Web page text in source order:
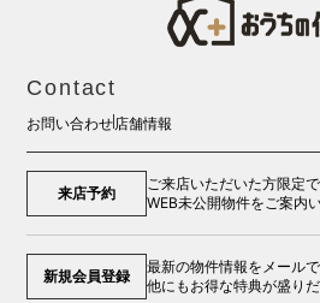
Contact
お問い合わせ 店舗情報
来店予約
ご来店いただいた方限定で
WEB未公開物件をご案内
新規会員登録
最新の物件情報をメール
他にもお得な特典が盛り